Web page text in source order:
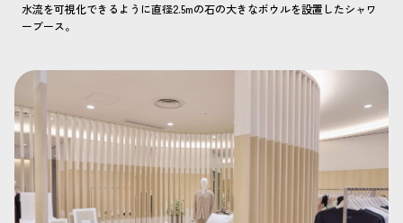
水流を可視化できるように直径2.5mの石の大きなボウルを設置したシャワ
ーブース。